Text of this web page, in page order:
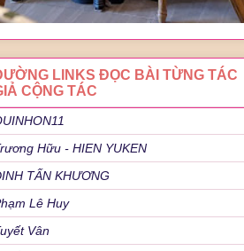
LINKS ĐỌC BÀI TỪNG TÁC
CỘNG TÁC
Hữu - HIEN YUKEN
TẤN KHƯƠNG
Lê Huy
Vân